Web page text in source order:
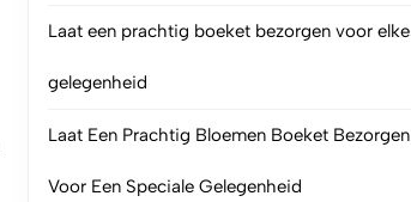
Laat een prachtig boeket bezorgen voor elke
gelegenheid
Laat Een Prachtig Bloemen Boeket Bezorgen
Voor Een Speciale Gelegenheid